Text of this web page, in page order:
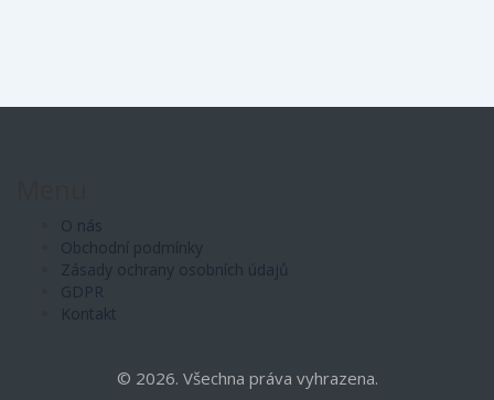
O nás
Obchodní podmínky
Zásady ochrany osobních údajů
GDPR
Kontakt
© 2026. Všechna práva vyhrazena.